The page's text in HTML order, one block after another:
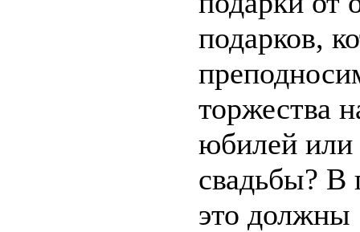
подарков,
торжества
юбилей
свадьбы? В
это должны